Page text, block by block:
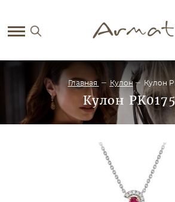
Главная Кулон Кулон
Кулон